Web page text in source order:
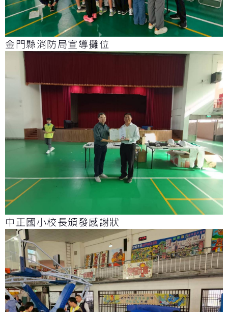
金門縣消防局宣導攤位
中正國小校長頒發感謝狀